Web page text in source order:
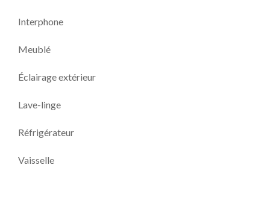
Interphone
Meublé
Éclairage extérieur
Lave-linge
Réfrigérateur
Vaisselle